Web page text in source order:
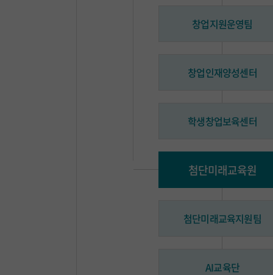
창업지원운영팀
창업인재양성센터
학생창업보육센터
첨단미래교육원
첨단미래교육지원팀
AI교육단